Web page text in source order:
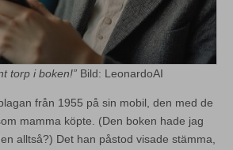
torp i boken!” Bild: LeonardoAI
från 1955 på sin mobil, den med de
mamma köpte. (Den boken hade jag
alltså?) Det han påstod visade stämma,